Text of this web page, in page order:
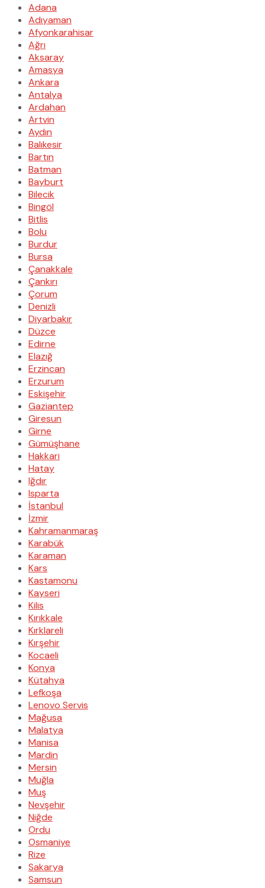
Adana
Adıyaman
Afyonkarahisar
Ağrı
Aksaray
Amasya
Ankara
Antalya
Ardahan
Artvin
Aydın
Balıkesir
Bartın
Batman
Bayburt
Bilecik
Bingöl
Bitlis
Bolu
Burdur
Bursa
Çanakkale
Çankırı
Çorum
Denizli
Diyarbakır
Düzce
Edirne
Elazığ
Erzincan
Erzurum
Eskişehir
Gaziantep
Giresun
Girne
Gümüşhane
Hakkari
Hatay
Iğdır
Isparta
İstanbul
İzmir
Kahramanmaraş
Karabük
Karaman
Kars
Kastamonu
Kayseri
Kilis
Kırıkkale
Kırklareli
Kırşehir
Kocaeli
Konya
Kütahya
Lefkoşa
Lenovo Servis
Mağusa
Malatya
Manisa
Mardin
Mersin
Muğla
Muş
Nevşehir
Niğde
Ordu
Osmaniye
Rize
Sakarya
Samsun